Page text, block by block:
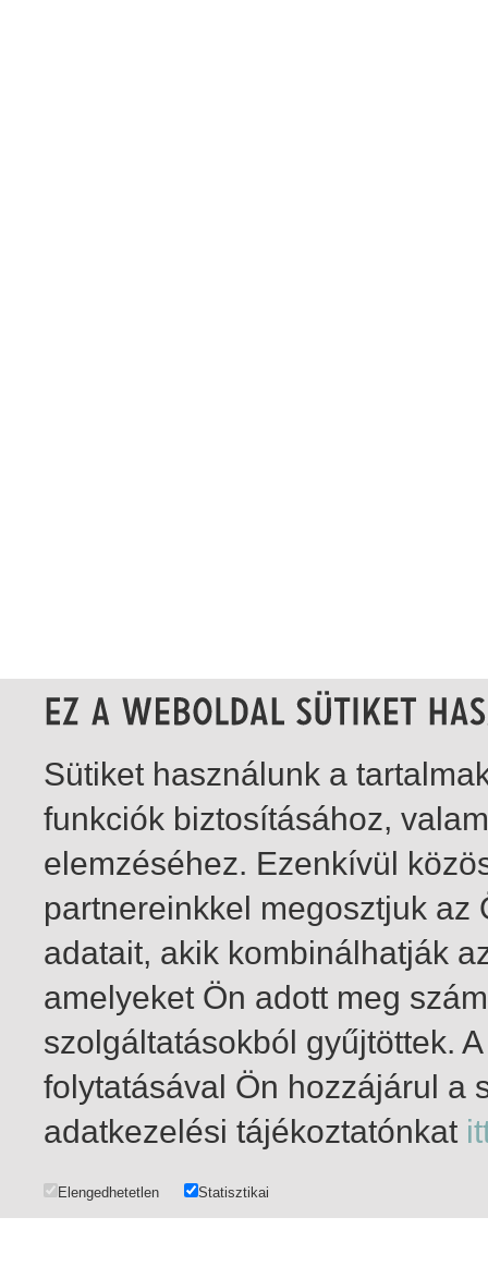
1-20 / insgesamt 41 Treffer
Sütiket használunk a
funkciók biztosításához,
elemzéséhez. Ezenkívül
partnereinkkel megosztjuk
adatait, akik kombinálhatják
amelyeket Ön adott meg
szolgáltatásokból gyűjtöttek.
folytatásával Ön hozzájárul a
adatkezelési tájékoztatónkat
Elengedhetetlen Statisztikai